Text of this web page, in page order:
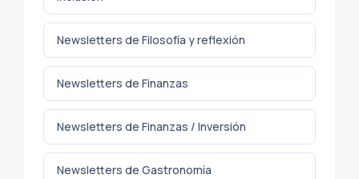
Newsletters de Filosofía y reflexión
Newsletters de Finanzas
Newsletters de Finanzas / Inversión
Newsletters de Gastronomía